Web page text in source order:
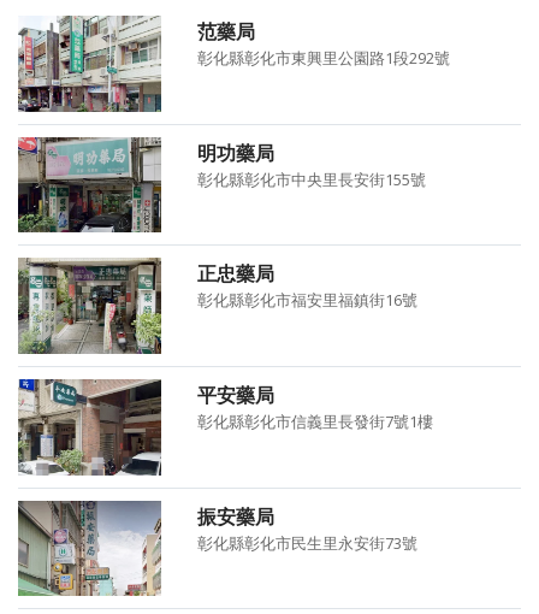
范藥局
彰化縣彰化市東興里公園路1段292號
明功藥局
彰化縣彰化市中央里長安街155號
正忠藥局
彰化縣彰化市福安里福鎮街16號
平安藥局
彰化縣彰化市信義里長發街7號1樓
振安藥局
彰化縣彰化市民生里永安街73號